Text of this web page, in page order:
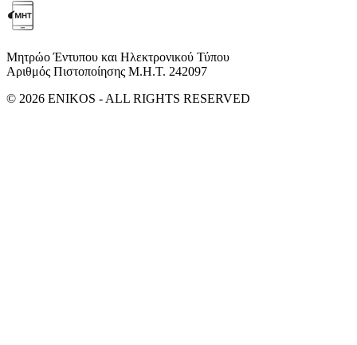
Μητρώο Έντυπου και Ηλεκτρονικού Τύπου
Αριθμός Πιστοποίησης Μ.Η.Τ. 242097
© 2026 ENIKOS - ALL RIGHTS RESERVED